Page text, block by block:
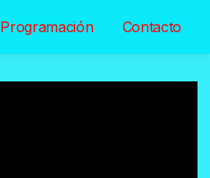
Programación Contacto